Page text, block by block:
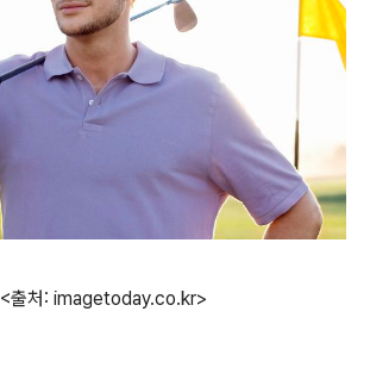
<출처: imagetoday.co.kr>